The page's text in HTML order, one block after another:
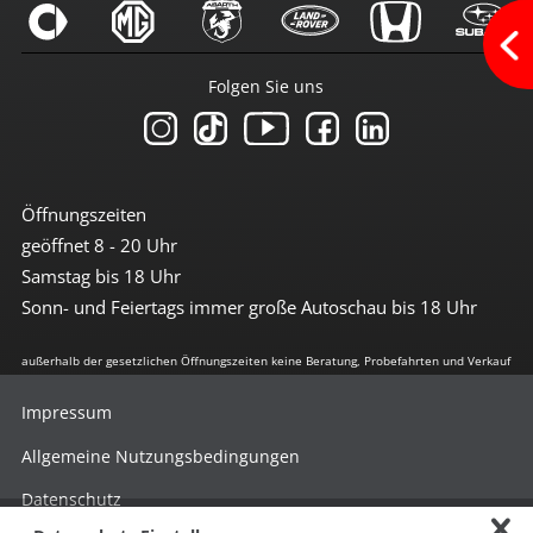
Radio
Radio DAB
Radio mit Touchscreen
Sprachsteuerung
Touchscreen
Sicherheit
3te Bremsleuchte
6x Airbag
Abstandswarnsystem
Antiblockiersystem
Beifahrerairbag abschaltbar
Bremsassistent
Einparkhilfe hinten
el. Stabilitätsprogramm
Öffnungszeiten
geöffnet 8 - 20 Uhr
Samstag bis 18 Uhr
Sonn- und Feiertags immer große Autoschau bis 18 Uhr
Folgen Sie uns
außerhalb der gesetzlichen Öffnungszeiten keine Beratung, Probefahrten und Verkauf
Impressum
Allgemeine Nutzungsbedingungen
Datenschutz